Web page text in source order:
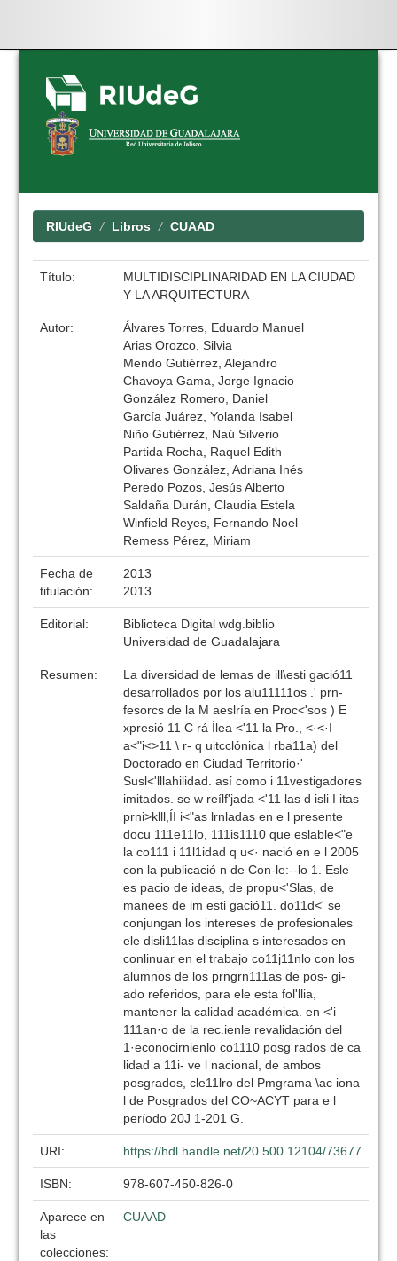
Skip
navigation
RIUdeG Libros CUAAD
Título:
MULTIDISCIPLINARIDAD EN LA CIUDAD
Y LA ARQUITECTURA
Autor:
Álvares Torres, Eduardo Manuel
Arias Orozco, Silvia
Mendo Gutiérrez, Alejandro
Chavoya Gama, Jorge Ignacio
González Romero, Daniel
García Juárez, Yolanda Isabel
Niño Gutiérrez, Naú Silverio
Partida Rocha, Raquel Edith
Olivares González, Adriana Inés
Peredo Pozos, Jesús Alberto
Saldaña Durán, Claudia Estela
Winfield Reyes, Fernando Noel
Remess Pérez, Miriam
Fecha de
titulación:
2013
2013
Editorial:
Biblioteca Digital wdg.biblio
Universidad de Guadalajara
Resumen:
La diversidad de lemas de ill\esti gació11
desarrollados por los alu11111os .' prn-
fesorcs de la M aeslría en Proc<'sos ) E
xpresió 11 C rá Ílea <'11 la Pro., <·<·I
a<"i<>11 \ r- q uitcclónica l rba11a) del
Doctorado en Ciudad Territorio·'
Susl<'lllahilidad. así como i 11vestigadores
imitados. se w reílf'jada <'11 las d isli I itas
prni>klll,ÍI i<"as lrnladas en e l presente
docu 111e11lo, 111is1110 que eslable<"e
la co111 i 11l1idad q u<· nació en e l 2005
con la publicació n de Con-le:--lo 1. Esle
es pacio de ideas, de propu<'Slas, de
manees de im esti gació11. do11d<' se
conjungan los intereses de profesionales
ele disli11las disciplina s interesados en
conlinuar en el trabajo co11j11nlo con los
alumnos de los prngrn111as de pos- gi-
ado referidos, para ele esta fol'llia,
mantener la calidad académica. en <'i
111an·o de la rec.ienle revalidación del
1·econocirnienlo co1110 posg rados de ca
lidad a 11i- ve l nacional, de ambos
posgrados, cle11lro del Pmgrama \ac iona
l de Posgrados del CO~ACYT para e l
período 20J 1-201 G.
URI: https://hdl.handle.net/20.500.12104/73677
ISBN: 978-607-450-826-0
Aparece en
las
colecciones:
CUAAD